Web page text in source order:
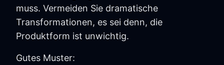
muss. Vermeiden Sie dramatische
Transformationen, es sei denn, die
Produktform ist unwichtig.
Gutes Muster: